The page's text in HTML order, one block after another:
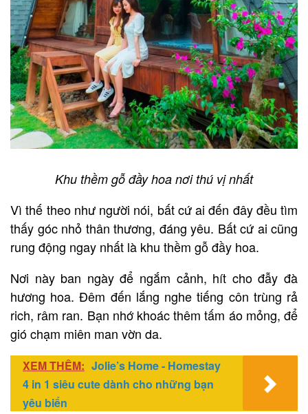
Khu thềm gỗ đầy hoa nơi thú vị nhất
Vì thế theo như người nói, bất cứ ai đến đây đều tìm
thấy góc nhỏ thân thương, đáng yêu. Bất cứ ai cũng
rung động ngay nhất là khu thềm gỗ đầy hoa.
Nơi này ban ngày để ngắm cảnh, hít cho đẫy đà
hương hoa. Đêm đến lắng nghe tiếng côn trùng rả
rich, râm ran. Bạn nhớ khoác thêm tấm áo mỏng, để
gió chạm miên man vờn da.
XEM THÊM: Jolie’s Home - Homestay
4 in 1 siêu cute dành cho những bạn
yêu biển